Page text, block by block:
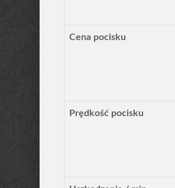
Cena pocisku
Prędkość pocisku